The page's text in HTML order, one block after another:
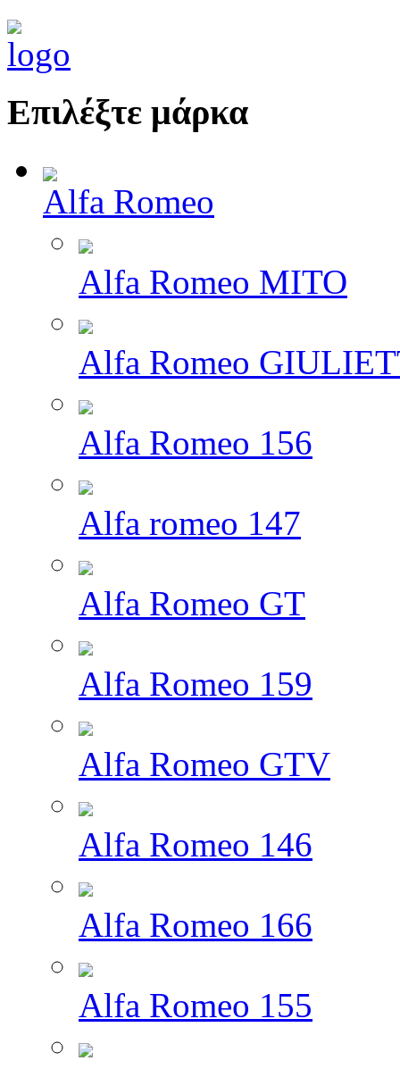
Επιλέξτε μάρκα
Alfa Romeo
Alfa Romeo MITO
Alfa Romeo
Alfa Romeo 156
Alfa romeo 147
Alfa Romeo GT
Alfa Romeo 159
Alfa Romeo GTV
Alfa Romeo 146
Alfa Romeo 166
Alfa Romeo 155